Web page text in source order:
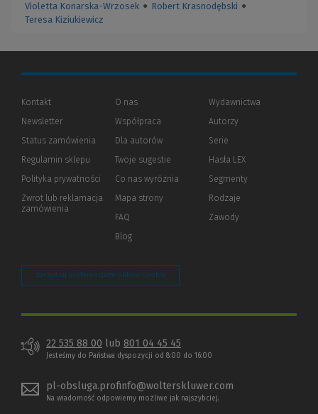
Violetta Konarska-Wrzosek ● Robert Krasnodębski ●
Teresa Kiziukiewicz
Kontakt
Newsletter
Status zamówienia
Regulamin sklepu
Polityka prywatności (Nowe
(Link
innej
Zwrot lub reklamacja
zamówienia
O nas
Współpraca
Dla autorów(Nowe
(Link
innej
strony)
Twoje sugestie
Co nas wyróżnia
Mapa strony
FAQ
Blog
Wydawnictwa
Autorzy
Serie
Hasła LEX
Segmenty
Rodzaje
Zawody
Zarządzaj preferencjami plików cookie
22 535 88 00 lub 801 04 45 45
Jesteśmy do Państwa dyspozycji od 8:00 do 16:00
pl-obsluga.profinfo@wolterskluwer.com
Na wiadomość odpowiemy możliwe jak najszybciej.